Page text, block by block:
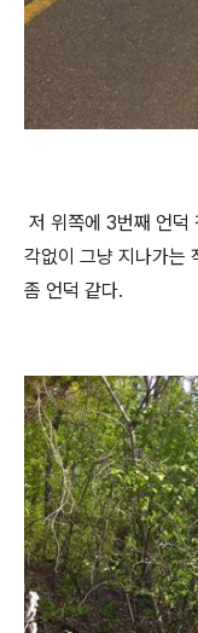
저 위쪽에 3번째 언덕
각없이 그냥 지나가는
좀 언덕 같다.